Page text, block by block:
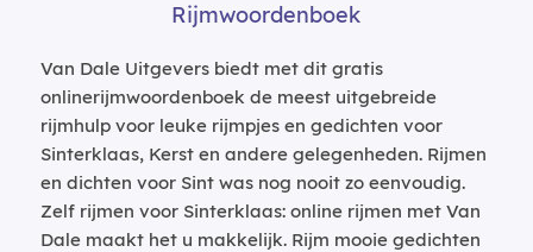
Rijmwoordenboek
Van Dale Uitgevers biedt met dit gratis
onlinerijmwoordenboek de meest uitgebreide
rijmhulp voor leuke rijmpjes en gedichten voor
Sinterklaas, Kerst en andere gelegenheden. Rijmen
en dichten voor Sint was nog nooit zo eenvoudig.
Zelf rijmen voor Sinterklaas: online rijmen met Van
Dale maakt het u makkelijk. Rijm mooie gedichten